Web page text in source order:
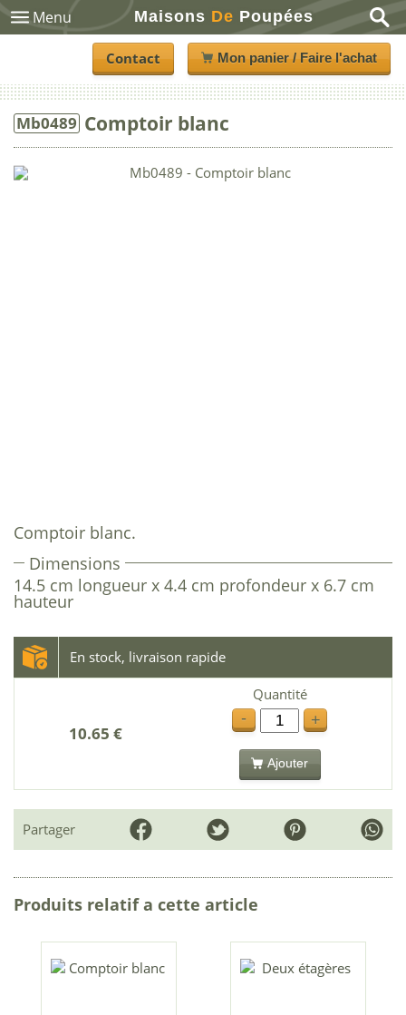
Menu Maisons De Poupées
Contact Mon panier / Faire l'achat
Mb0489 Comptoir blanc
Comptoir blanc.
Dimensions
14.5 cm longueur x 4.4 cm profondeur x 6.7 cm
hauteur
En stock, livraison rapide
10.65 €
Quantité
-
+
Ajouter
Partager
Produits relatif a cette article